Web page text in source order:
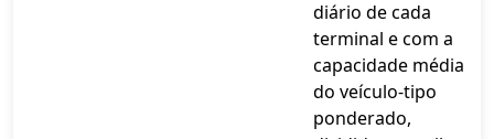
diário de cada
terminal e com a
capacidade média
do veículo-tipo
ponderado,